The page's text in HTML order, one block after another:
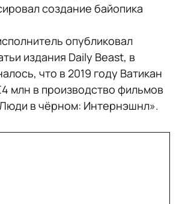
создание байопика
опубликовал
издания Daily Beast, в
что в 2019 году Ватикан
млн в производство фильмов
в чёрном: Интернэшнл».